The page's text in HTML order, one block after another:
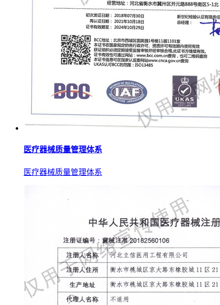
医疗器械质量管理体系
医疗器械质量管理体系